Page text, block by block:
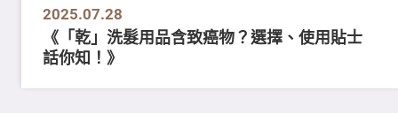
2025.07.28
《「乾」洗髮用品含致癌物？選擇、使用貼士
話你知！》